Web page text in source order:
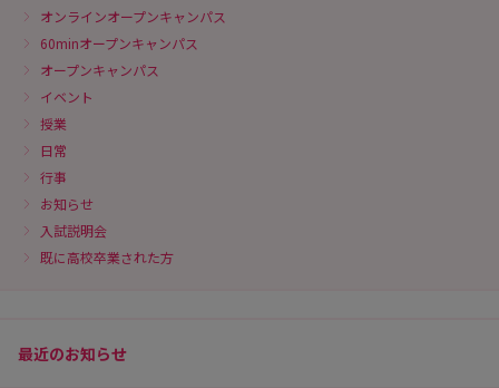
オンラインオープンキャンパス
60minオープンキャンパス
オープンキャンパス
イベント
授業
日常
行事
お知らせ
入試説明会
既に高校卒業された方
最近のお知らせ